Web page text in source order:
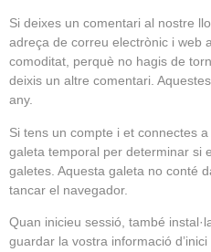
Si deixes un comentari al nostre
adreça de correu electrònic i web
comoditat, perquè no hagis de
deixis un altre comentari.
any.
Si tens un compte i et connectes
galeta temporal per determinar si
galetes. Aquesta galeta no conté
tancar el navegador.
Quan inicieu sessió, també
guardar la vostra informació